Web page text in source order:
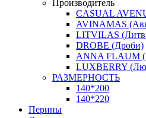
Производитель
CASUAL
AVINAMAS
LITVILAS
DROBE (Дроби)
ANNA FLAUM
LUXBERRY
РАЗМЕРНОСТЬ
140*200
140*220
Перины